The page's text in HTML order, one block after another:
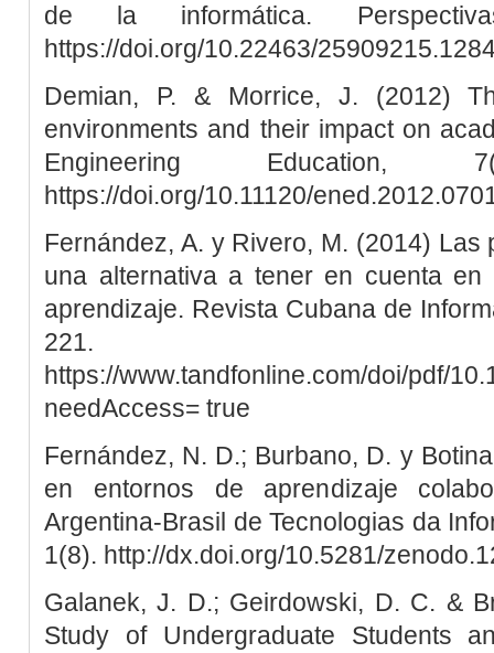
de la informática.
https://doi.org/10.22463/
Demian, P. & Morrice, J. (2012)
environments and their impact on
Engineering
https://doi.org/10.11120/
Fernández, A. y Rivero, M. (2014) Las
una alternativa a tener en cuenta
aprendizaje. Revista Cubana de
221.
https://www.tandfonline.com/doi/pdf/
needAccess= true
Fernández, N. D.; Burbano, D. y
en entornos de aprendizaje
Argentina-Brasil de Tecnologias da
1(8). http://dx.doi.org/10.5281/
Galanek, J. D.; Geirdowski, D. C. &
Study of Undergraduate Students